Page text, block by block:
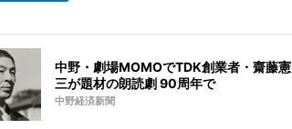
中野・劇場MOMOでTDK創業者・齋藤憲
三が題材の朗読劇 90周年で
中野経済新聞